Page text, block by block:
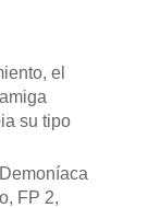
el
su tipo
FP 2,